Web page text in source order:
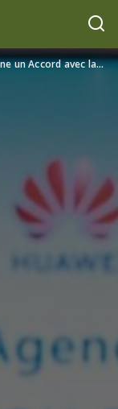
Centre de Simulation et de Standardisation des Mini-Réseaux